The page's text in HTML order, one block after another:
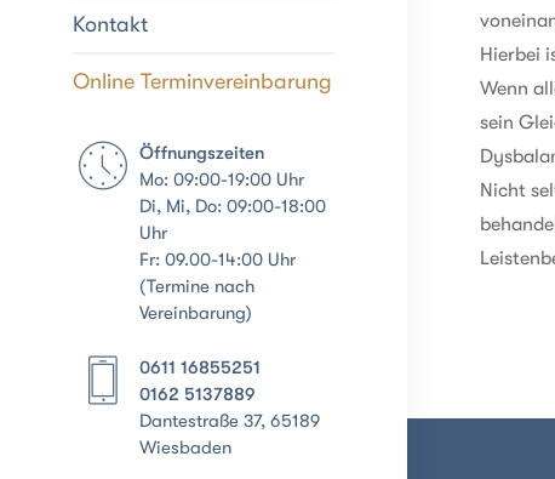
Kontakt
Online Terminvereinbarung
Öffnungszeiten
Mo: 09:00-19:00 Uhr
Di, Mi, Do: 09:00-18:00
Uhr
Fr: 09.00-14:00 Uhr
(Termine nach
Vereinbarung)
0611 16855251
0162 5137889
Dantestraße 37, 65189
Wiesbaden
Hierbei
Wenn
sein
Nicht